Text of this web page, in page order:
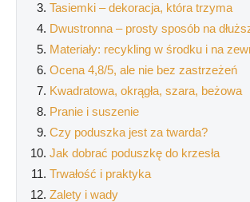
Tasiemki – dekoracja, która trzyma
Dwustronna – prosty sposób na
Materiały: recykling w środku i na
Ocena 4,8/5, ale nie bez zastrzeżeń
Kwadratowa, okrągła, szara, beżowa
Pranie i suszenie
Czy poduszka jest za twarda?
Jak dobrać poduszkę do krzesła
Trwałość i praktyka
Zalety i wady